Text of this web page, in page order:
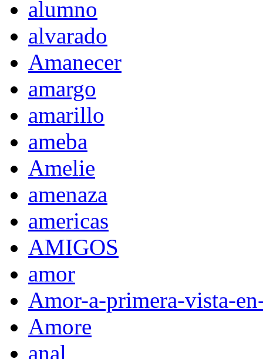
alumno
alvarado
Amanecer
amargo
amarillo
ameba
Amelie
amenaza
americas
AMIGOS
amor
Amor-a-primera-vista-
Amore
anal